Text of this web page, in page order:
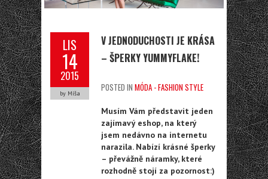
LIS
14
2015
by Míša
V JEDNODUCHOSTI JE KRÁSA
– ŠPERKY YUMMYFLAKE!
POSTED IN MÓDA - FASHION STYLE
Musím Vám představit jeden
zajímavý eshop, na který
jsem nedávno na internetu
narazila. Nabízí krásné šperky
– převážně náramky, které
rozhodně stojí za pozornost:)